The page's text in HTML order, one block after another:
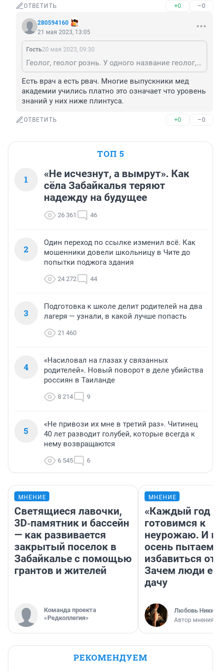
ОТВЕТИТЬ +0 –0
280594160
21 мая 2023, 13:05
Гость20 мая 2023, 09:30
Геолог, геолог рознь. У одного название геолог, у другого призвание.
Есть врач а есть рвач. Многие выпускники мед
академии учились платно это означает что уровень
знаний у них ниже плинтуса.
ОТВЕТИТЬ +0 –0
ТОП 5
1
«Не исчезнут, а вымрут». Как
сёла Забайкалья теряют
надежду на будущее
26 361 46
2
Один переход по ссылке изменил всё. Как
мошенники довели школьницу в Чите до
попытки поджога здания
24 272 44
3
Подготовка к школе делит родителей на два
лагеря — узнали, в какой лучше попасть
21 460
4
«Насиловал на глазах у связанных
родителей». Новый поворот в деле убийства
россиян в Таиланде
8 214 9
5
«Не привози их мне в третий раз». Читинец
40 лет разводит голубей, которые всегда к
нему возвращаются
6 545 6
МНЕНИЕ
Светящиеся лавочки,
3D‑памятник и бассейн
— как развивается
закрытый поселок в
Забайкалье с помощью
грантов и жителей
Команда проекта
«Редколлегия»
МНЕНИЕ
«Каждый год
готовимся к
неурожаю. И
осень
избавиться от
Зачем люди
дачу
Любовь
Автор мнения
РЕКОМЕНДУЕМ